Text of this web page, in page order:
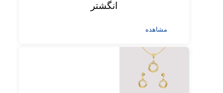
انگشتر
مشاهده